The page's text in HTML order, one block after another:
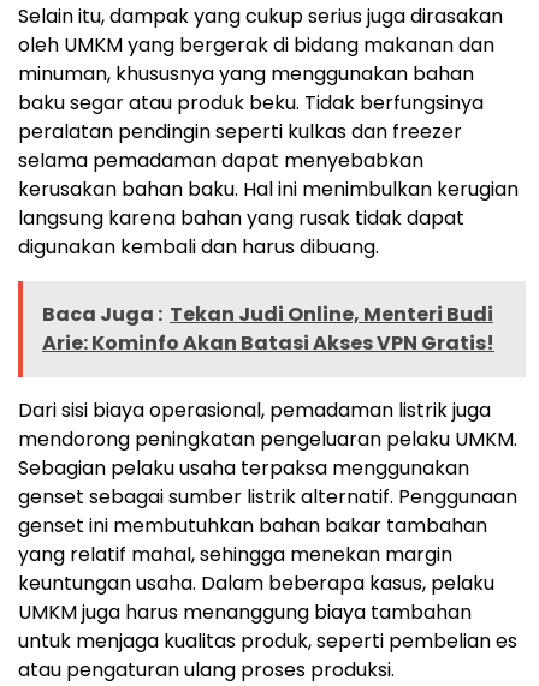
Selain itu, dampak yang cukup serius juga dirasakan
oleh UMKM yang bergerak di bidang makanan dan
minuman, khususnya yang menggunakan bahan
baku segar atau produk beku. Tidak berfungsinya
peralatan pendingin seperti kulkas dan freezer
selama pemadaman dapat menyebabkan
kerusakan bahan baku. Hal ini menimbulkan kerugian
langsung karena bahan yang rusak tidak dapat
digunakan kembali dan harus dibuang.
Baca Juga : Tekan Judi Online, Menteri Budi
Arie: Kominfo Akan Batasi Akses VPN Gratis!
Dari sisi biaya operasional, pemadaman listrik juga
mendorong peningkatan pengeluaran pelaku UMKM.
Sebagian pelaku usaha terpaksa menggunakan
genset sebagai sumber listrik alternatif. Penggunaan
genset ini membutuhkan bahan bakar tambahan
yang relatif mahal, sehingga menekan margin
keuntungan usaha. Dalam beberapa kasus, pelaku
UMKM juga harus menanggung biaya tambahan
untuk menjaga kualitas produk, seperti pembelian es
atau pengaturan ulang proses produksi.